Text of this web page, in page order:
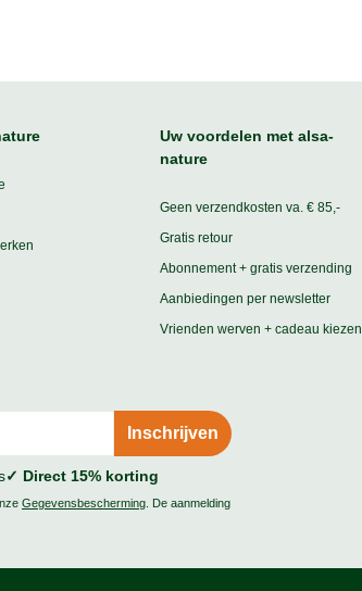
Uw voordelen met alsa-
nature
Geen verzendkosten va. € 85,-
Gratis retour
Abonnement + gratis verzending
Aanbiedingen per newsletter
Vrienden werven + cadeau kiezen
✓ Direct 15% korting
Gegevensbescherming . De aanmelding